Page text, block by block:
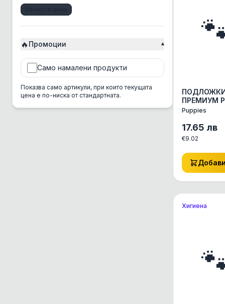
Chris Christensen
Churu Rolls
CosyFlock
Croci
CSI Floor&Surface
CSI Urine
Danube
🔥 Промоции ▾
Само намалени продукти
Показва само артикули, при които текущата
цена е по-ниска от стандартната.
ПРЕМИУМ
XL 90/60
АКСЕСОАРИ
КОТЕ ДРУГИ
АКСЕСОАРИ
Puppies
17.65 лв
€9.02
Добави
Хигиена